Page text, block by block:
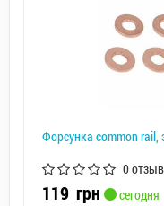
Форсунка common rail,
0
119 грн
сегодня